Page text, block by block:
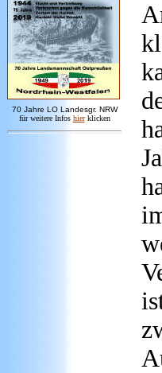
70 Jahre LO Landesgr. NRW
für weitere Infos hier klicken